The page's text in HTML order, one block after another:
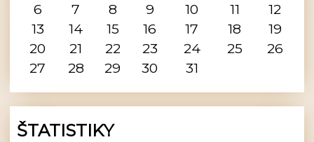
6
7 8 9 10 11
12
13
14 15 16 17 18
19
20
21 22 23 24 25
26
27
28 29 30 31
ŠTATISTIKY